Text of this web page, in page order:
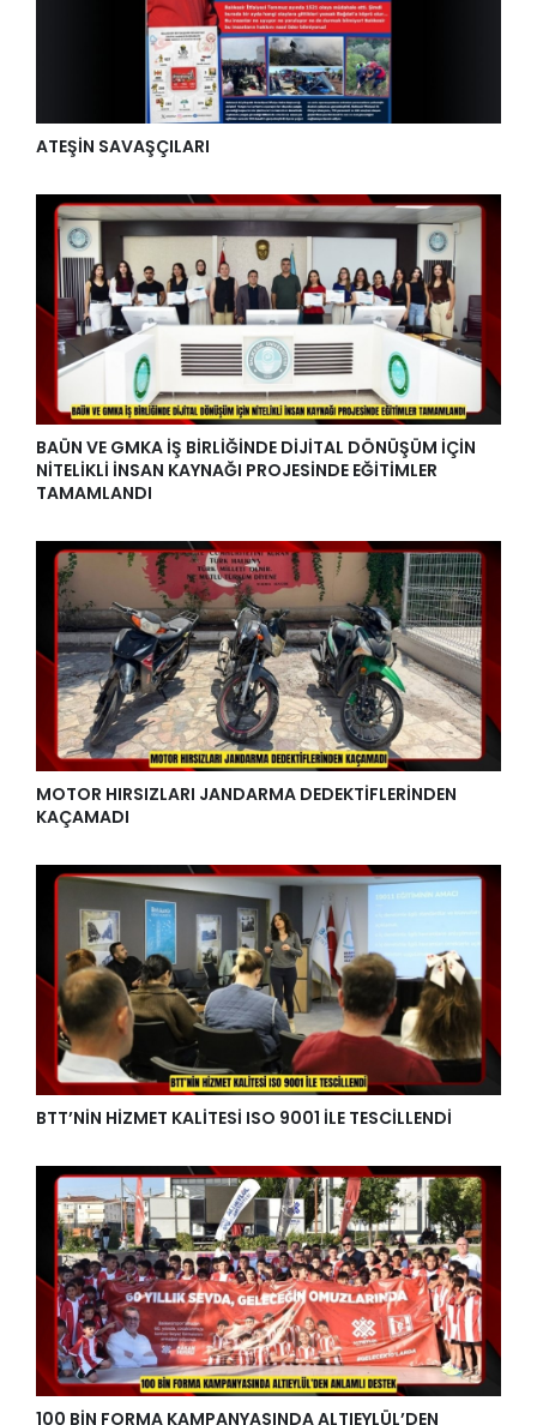
ATEŞİN SAVAŞÇILARI
BAÜN VE GMKA İŞ BİRLİĞİNDE DİJİTAL DÖNÜŞÜM İÇİN
NİTELİKLİ İNSAN KAYNAĞI PROJESİNDE EĞİTİMLER
TAMAMLANDI
MOTOR HIRSIZLARI JANDARMA DEDEKTİFLERİNDEN
KAÇAMADI
BTT’NİN HİZMET KALİTESİ ISO 9001 İLE TESCİLLENDİ
100 BİN FORMA KAMPANYASINDA ALTIEYLÜL’DEN